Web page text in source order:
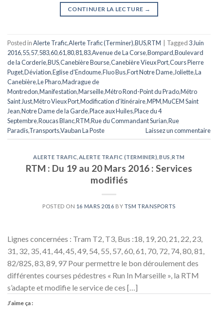
CONTINUER LA LECTURE →
Posted inAlerte Trafic,Alerte Trafic (Terminer),BUS,RTM Tagged 3 Juin
2016,55,57,583,60,61,80,81,83,Avenue de La Corse,Bompard,Boulevard
de la Corderie,BUS,Canebière Bourse,Canebière Vieux Port,Cours Pierre
Puget,Déviation,Eglise d'Endoume,Fluo Bus,Fort Notre Dame,Joliette,La
Canebière,Le Pharo,Madrague de
Montredon,Manifestation,Marseille,Métro Rond-Point du Prado,Métro
Saint Just,Métro Vieux Port,Modification d'itinéraire,MPM,MuCEM Saint
Jean,Notre Dame de la Garde,Place aux Huiles,Place du 4
Septembre,Roucas Blanc,RTM,Rue du Commandant Surian,Rue
Paradis,Transports,Vauban La Poste Laissez un commentaire
ALERTE TRAFIC ALERTE TRAFIC (TERMINER) BUS ,RTM
RTM : Du 19 au 20 Mars 2016 : Services
modifiés
POSTED ON 16 MARS 2016 BY TSM TRANSPORTS
Lignes concernées : Tram T2, T3, Bus :18, 19, 20, 21, 22, 23,
31, 32, 35, 41, 44, 45, 49, 54, 55, 57, 60, 61, 70, 72, 74, 80, 81,
82/82S, 83, 89, 97 Pour permettre le bon déroulement des
différentes courses pédestres « Run In Marseille », la RTM
s’adapte et modifie le service de ces […]
J’aime ça :